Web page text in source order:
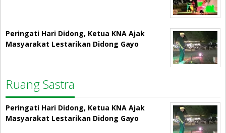
Peringati Hari Didong, Ketua KNA Ajak
Masyarakat Lestarikan Didong Gayo
Ruang Sastra
Peringati Hari Didong, Ketua KNA Ajak
Masyarakat Lestarikan Didong Gayo